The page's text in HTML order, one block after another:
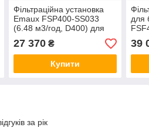
Фільтраційна установка
Emaux FSP400-SS033
(6.48 м3/год, D400) для
басейну
27 370₴
Купити
для
39
за рік